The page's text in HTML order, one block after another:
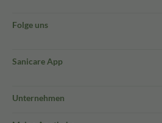
Folge uns
Sanicare App
Unternehmen